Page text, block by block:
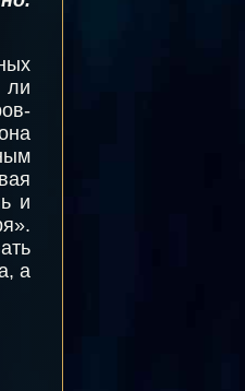
ли
и
а